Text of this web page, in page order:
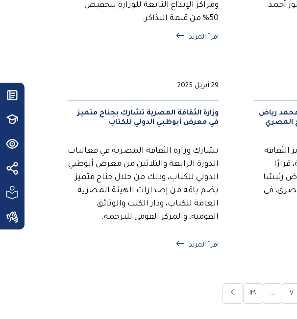
أحمد
ومراكز الإبداع التابعة للوزارة بتخفيض
50% من قيمة التذاكر.
اقرأ المزيد
محمد رياض
المصري
الثقافة
قرارًا
رئيسًا
في
29 أبريل 2025
وزارة الثقافة المصرية تشارك بجناح متميز
في معرض أبوظبي الدولي للكتاب
تشارك وزارة الثقافة المصرية في فعاليات
الدورة الرابعة والثلاثين من معرض أبوظبي
الدولي للكتاب، وذلك من خلال جناح متميز
يضم باقة من إصدارات الهيئة المصرية
العامة للكتاب، ودار الكتب والوثائق
القومية، والمركز القومي للترجمة.
اقرأ المزيد
٧ ... ١٣٠